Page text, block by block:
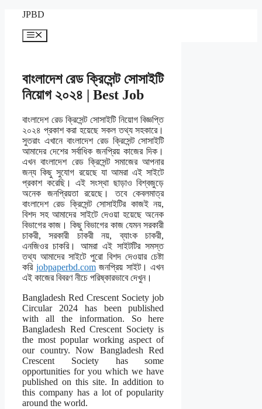
content
JPBD
Menu
বাংলাদেশ রেড ক্রিসেন্ট সোসাইটি
নিয়োগ ২০২৪ | Best Job
বাংলাদেশ রেড ক্রিসেন্ট সোসাইটি নিয়োগ বিজ্ঞপ্তি
২০২৪ প্রকাশ করা হয়েছে সকল তথ্য সহকারে।
সুতরাং এখানে বাংলাদেশ রেড ক্রিসেন্ট সোসাইটি
আমাদের দেশের সর্বাধিক জনপ্রিয় কাজের দিক।
এখন বাংলাদেশ রেড ক্রিসেন্ট সমাজের আপনার
জন্য কিছু সুযোগ রয়েছে যা আমরা এই সাইটে
প্রকাশ করেছি। এই সংস্থা ছাড়াও বিশ্বজুড়ে
অনেক জনপ্রিয়তা রয়েছে। তবে কেবলমাত্র
বাংলাদেশ রেড ক্রিসেন্ট সোসাইটির কাজই নয়,
বিশদ সহ আমাদের সাইটে দেওয়া হয়েছে অনেক
বিভাগের কাজ। কিছু বিভাগের কাজ যেমন সরকারী
চাকরী, সরকারী চাকরী নয়, ব্যাংক চাকরী,
এনজিওর চাকরি। আমরা এই সাইটটির সমস্ত
তথ্য আমাদের সাইটে পুরো বিশদ দেওয়ার চেষ্টা
করি jobpaperbd.comজনপ্রিয় সাইট। এখন
এই কাজের বিবরণ নীচে পরিষ্কারভাবে দেখুন।
Bangladesh Red Crescent Society job
Circular 2024 has been published
with all the information. So here
Bangladesh Red Crescent Society is
the most popular working aspect of
our country. Now Bangladesh Red
Crescent Society has some
opportunities for you which we have
published on this site. In addition to
this company has a lot of popularity
around the world.